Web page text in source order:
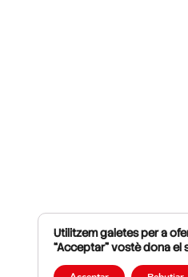
Utilitzem galetes per a
“Acceptar” vostè dona el